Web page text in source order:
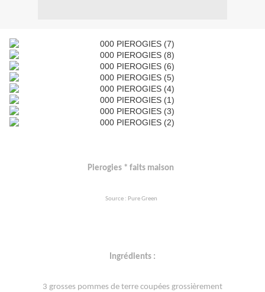
Pierogies * faits maison
Source : Pure Green
Ingrédients :
3 grosses pommes de terre coupées grossièrement